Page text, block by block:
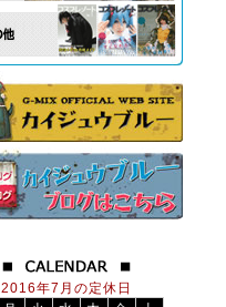
2016年7月の定休日